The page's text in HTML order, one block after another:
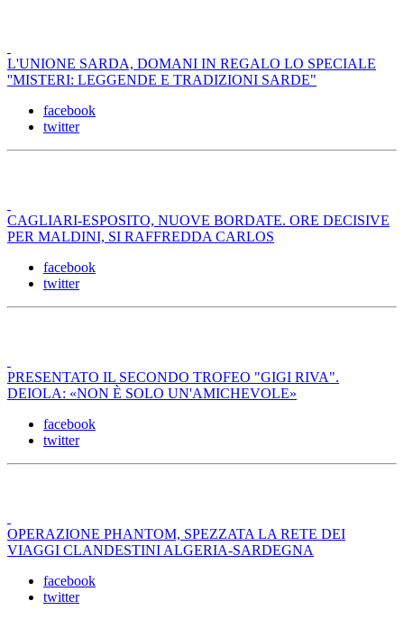
L'UNIONE SARDA, DOMANI IN REGALO LO SPECIALE
''MISTERI: LEGGENDE E TRADIZIONI SARDE"
facebook
twitter
CAGLIARI-ESPOSITO, NUOVE BORDATE. ORE DECISIVE
PER MALDINI, SI RAFFREDDA CARLOS
facebook
twitter
PRESENTATO IL SECONDO TROFEO "GIGI RIVA".
DEIOLA: «NON È SOLO UN'AMICHEVOLE»
facebook
twitter
OPERAZIONE PHANTOM, SPEZZATA LA RETE DEI
VIAGGI CLANDESTINI ALGERIA-SARDEGNA
facebook
twitter